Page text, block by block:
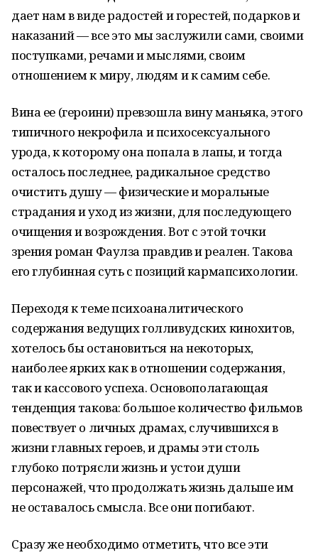
дает нам в виде радостей и горестей, подарков и
наказаний — все это мы заслужили сами, своими
поступками, речами и мыслями, своим
отношением к миру, людям и к самим себе.
Вина ее (героини) превзошла вину маньяка, этого
типичного некрофила и психосексуального
урода, к которому она попала в лапы, и тогда
осталось последнее, радикальное средство
очистить душу — физические и моральные
страдания и уход из жизни, для последующего
очищения и возрождения. Вот с этой точки
зрения роман Фаулза правдив и реален. Такова
его глубинная суть с позиций кармапсихологии.
Переходя к теме психоаналитического
содержания ведущих голливудских кинохитов,
хотелось бы остановиться на некоторых,
наиболее ярких как в отношении содержания,
так и кассового успеха. Основополагающая
тенденция такова: большое количество фильмов
повествует о личных драмах, случившихся в
жизни главных героев, и драмы эти столь
глубоко потрясли жизнь и устои души
персонажей, что продолжать жизнь дальше им
не оставалось смысла. Все они погибают.
Сразу же необходимо отметить, что все эти